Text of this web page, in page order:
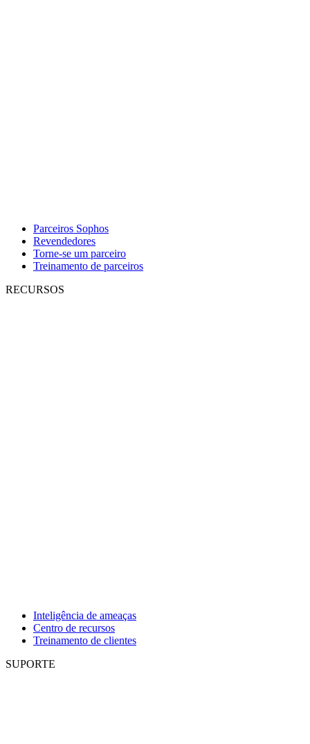
Parceiros Sophos
Revendedores
Torne-se um parceiro
Treinamento de parceiros
RECURSOS
Inteligência de ameaças
Centro de recursos
Treinamento de clientes
SUPORTE